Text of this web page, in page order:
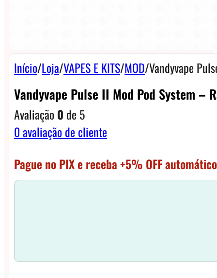
Início/Loja/VAPES E KITS/MOD/Vandyvape
Vandyvape Pulse II Mod Pod System –
Avaliação0 de 5
0avaliação de cliente
Pague no PIX e receba +5% OFF